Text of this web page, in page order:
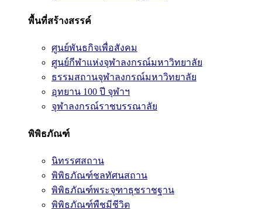
พื้นที่สร้างสรรค์
ศูนย์พันธกิจเพื่อสังคม
ศูนย์กีฬาแห่งจุฬาลงกรณ์มหาวิทยาลัย
ธรรมสถานจุฬาลงกรณ์มหาวิทยาลัย
อุทยาน 100 ปี จุฬาฯ
จุฬาลงกรณ์ราชบรรณาลัย
พิพิธภัณฑ์
นิทรรศสถาน
พิพิธภัณฑ์ชลทัศนสถาน
พิพิธภัณฑ์พระจุฑาธุชราชฐาน
พิพิธภัณฑ์พืชมีชีวิต